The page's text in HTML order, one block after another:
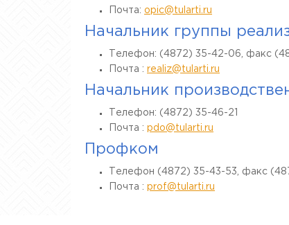
Почта: opic@tularti.ru
Начальник группы
Телефон: (4872) 35-42-06, факс
Почта : realiz@tularti.ru
Начальник
Телефон: (4872) 35-46-21
Почта : pdo@tularti.ru
Профком
Телефон (4872) 35-43-53, факс
Почта : prof@tularti.ru